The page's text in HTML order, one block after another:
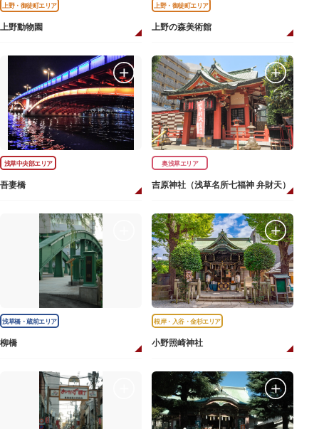
上野・御徒町エリア
上野動物園
上野・御徒町エリア
上野の森美術館
浅草中央部エリア
吾妻橋
奥浅草エリア
吉原神社（浅草名所七福神 弁財天）
浅草橋・蔵前エリア
柳橋
根岸・入谷・金杉エリア
小野照崎神社